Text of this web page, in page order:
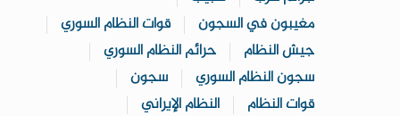
مغيبون في السجون
قوات النظام السوري
جيش النظام
حرائم النظام السوري
سجون النظام السوري
سجون
قوات النظام
النظام الإيراني